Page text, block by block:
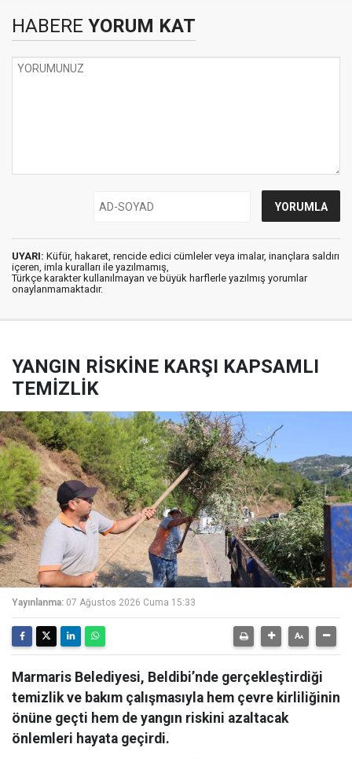
HABERE YORUM KAT
UYARI: Küfür, hakaret, rencide edici cümleler veya imalar, inançlara saldırı
içeren, imla kuralları ile yazılmamış,
Türkçe karakter kullanılmayan ve büyük harflerle yazılmış yorumlar
onaylanmamaktadır.
YANGIN RİSKİNE KARŞI KAPSAMLI
TEMİZLİK
Yayınlanma: 07 Ağustos 2026 Cuma 15:33
Marmaris Belediyesi, Beldibi’nde gerçekleştirdiği
temizlik ve bakım çalışmasıyla hem çevre kirliliğinin
önüne geçti hem de yangın riskini azaltacak
önlemleri hayata geçirdi.